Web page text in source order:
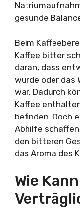
gesunde
Beim
Kaffee bitter
daran, dass
wurde oder das
war. Dadurch
Kaffee
befinden. Doch
Abhilfe
den bitteren
das Aroma des
Wie